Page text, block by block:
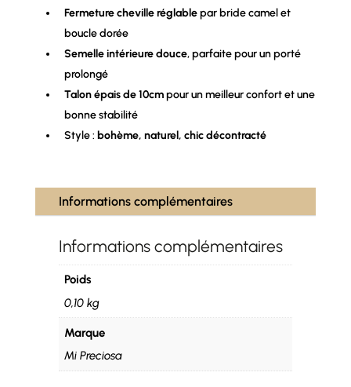
Fermeture cheville réglablepar bride camel et
boucle dorée
Semelle intérieure douce, parfaite pour un porté
prolongé
Talon épais de 10cmpour un meilleur confort et une
bonne stabilité
Style : bohème, naturel, chic décontracté
Informations complémentaires
Informations complémentaires
Poids
0,10 kg
Marque
Mi Preciosa